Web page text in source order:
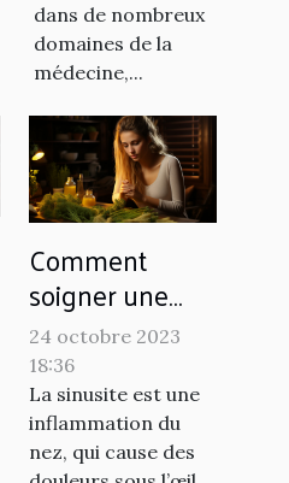
dans de nombreux
domaines de la
médecine,...
Comment
soigner une
sinusite
naturellement ?
24 octobre 2023
18:36
La sinusite est une
inflammation du
nez, qui cause des